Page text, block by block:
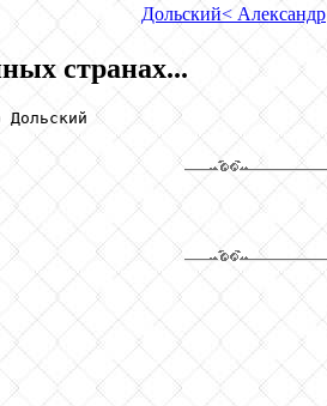
Дольский< Александр
странах...
Дольский